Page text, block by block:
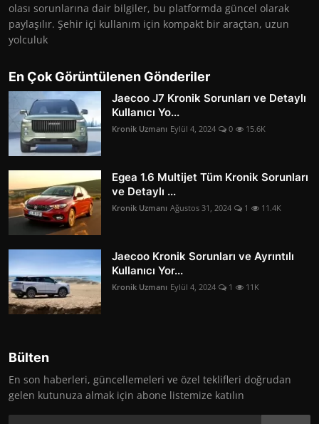
olası sorunlarına dair bilgiler, bu platformda güncel olarak
paylaşılır. Şehir içi kullanım için kompakt bir araçtan, uzun
yolculuk
En Çok Görüntülenen Gönderiler
Jaecoo J7 Kronik Sorunları ve Detaylı
Kullanıcı Yo...
Kronik Uzmanı Eylül 4, 2024 0 15.6K
Egea 1.6 Multijet Tüm Kronik Sorunları
ve Detaylı ...
Kronik Uzmanı Ağustos 31, 2024 1 11.4K
Jaecoo Kronik Sorunları ve Ayrıntılı
Kullanıcı Yor...
Kronik Uzmanı Eylül 4, 2024 1 11K
Bülten
En son haberleri, güncellemeleri ve özel teklifleri doğrudan
gelen kutunuza almak için abone listemize katılın